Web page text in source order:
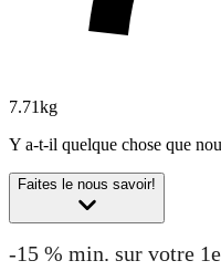
7.71kg
Y a-t-il quelque chose que
Faites le nous savoir!
-15 % min. sur votre